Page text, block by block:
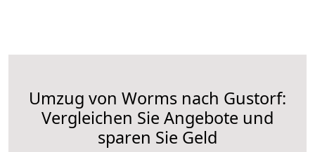
Umzug von Worms nach Gustorf:
Vergleichen Sie Angebote und
sparen Sie Geld